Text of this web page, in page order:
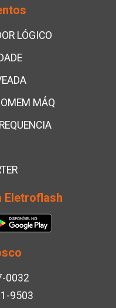
LÓGICO
MÁQ
Eletroflash
0032
9503